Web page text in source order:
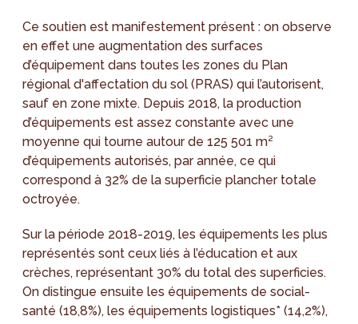
Ce soutien est manifestement présent : on observe
en effet une augmentation des surfaces
d’équipement dans toutes les zones du Plan
régional d'affectation du sol (PRAS) qui l’autorisent,
sauf en zone mixte. Depuis 2018, la production
d’équipements est assez constante avec une
moyenne qui tourne autour de 125 501 m²
d’équipements autorisés, par année, ce qui
correspond à 32% de la superficie plancher totale
octroyée.
Sur la période 2018-2019, les équipements les plus
représentés sont ceux liés à l’éducation et aux
crèches, représentant 30% du total des superficies.
On distingue ensuite les équipements de social-
santé (18,8%), les équipements logistiques* (14,2%),